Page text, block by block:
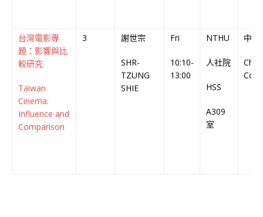
台灣電影專
題：影響與比
較研究
Taiwan
Cinema:
Influence and
Comparison
3 謝世宗
SHR-
TZUNG
SHIE
Fri
10:10-
13:00
NTHU
人社院
HSS
A309
室
中文